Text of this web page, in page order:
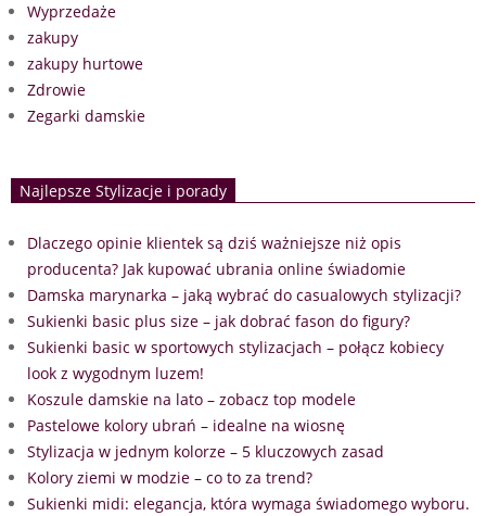
Wyprzedaże
zakupy
zakupy hurtowe
Zdrowie
Zegarki damskie
Najlepsze Stylizacje i porady
Dlaczego opinie klientek są dziś ważniejsze niż opis
producenta? Jak kupować ubrania online świadomie
Damska marynarka – jaką wybrać do casualowych stylizacji?
Sukienki basic plus size – jak dobrać fason do figury?
Sukienki basic w sportowych stylizacjach – połącz kobiecy
look z wygodnym luzem!
Koszule damskie na lato – zobacz top modele
Pastelowe kolory ubrań – idealne na wiosnę
Stylizacja w jednym kolorze – 5 kluczowych zasad
Kolory ziemi w modzie – co to za trend?
Sukienki midi: elegancja, która wymaga świadomego wyboru.